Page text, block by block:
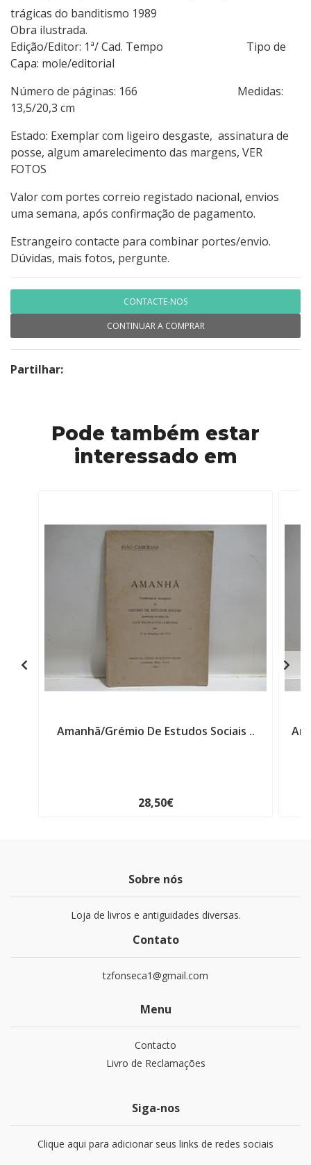
trágicas do banditismo 1989
Obra ilustrada.
Edição/Editor: 1ª/ Cad. Tempo Tipo de
Capa: mole/editorial
Número de páginas: 166 Medidas:
13,5/20,3 cm
Estado: Exemplar com ligeiro desgaste, assinatura de
posse, algum amarelecimento das margens, VER
FOTOS
Valor com portes correio registado nacional, envios
uma semana, após confirmação de pagamento.
Estrangeiro contacte para combinar portes/envio.
Dúvidas, mais fotos, pergunte.
CONTACTE-NOS
CONTINUAR A COMPRAR
Partilhar:
Pode também estar
interessado em
Amanhã/Grémio De Estudos Sociais ..
28,50€
Sobre nós
Loja de livros e antiguidades diversas.
Contato
tzfonseca1@gmail.com
Menu
Contacto
Livro de Reclamações
Siga-nos
Clique aqui para adicionar seus links de redes sociais